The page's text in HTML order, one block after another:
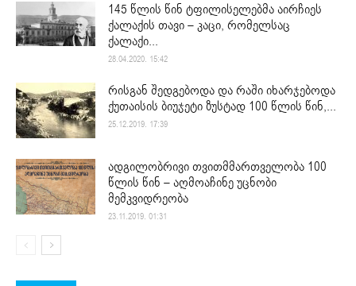
145 წლის წინ ტფილისელებმა აირჩიეს
ქალაქის თავი – კაცი, რომელსაც
ქალაქი...
28.04.2020. 15:42
რისგან შედგებოდა და რაში იხარჯებოდა
ქუთაისის ბიუჯეტი ზუსტად 100 წლის წინ,...
25.12.2019. 17:39
ადგილობრივი თვითმმართველობა 100
წლის წინ – აღმოაჩინე უცნობი
მემკვიდრეობა
23.11.2019. 01:31